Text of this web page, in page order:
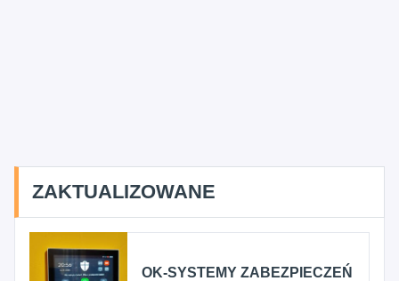
ZAKTUALIZOWANE
OK-SYSTEMY ZABEZPIECZEŃ